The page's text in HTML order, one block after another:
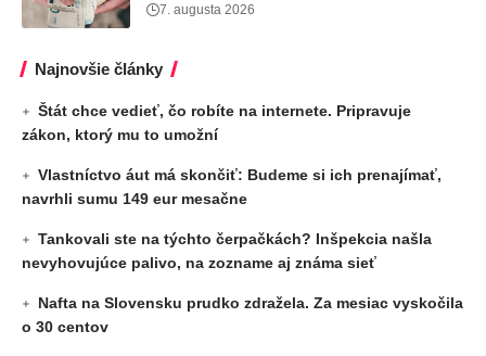
7. augusta 2026
Najnovšie články
Štát chce vedieť, čo robíte na internete. Pripravuje
zákon, ktorý mu to umožní
Vlastníctvo áut má skončiť: Budeme si ich prenajímať,
navrhli sumu 149 eur mesačne
Tankovali ste na týchto čerpačkách? Inšpekcia našla
nevyhovujúce palivo, na zozname aj známa sieť
Nafta na Slovensku prudko zdražela. Za mesiac vyskočila
o 30 centov